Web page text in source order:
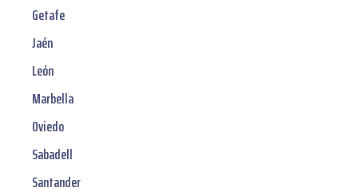
Getafe
Jaén
León
Marbella
Oviedo
Sabadell
Santander